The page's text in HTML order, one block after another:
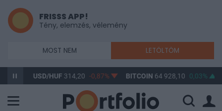
FRISSS APP!
Tény, elemzés, vélemény
MOST NEM LETÖLTÖM
USD/HUF314,20 -0,87% BITCOIN64 928,10 0,03%